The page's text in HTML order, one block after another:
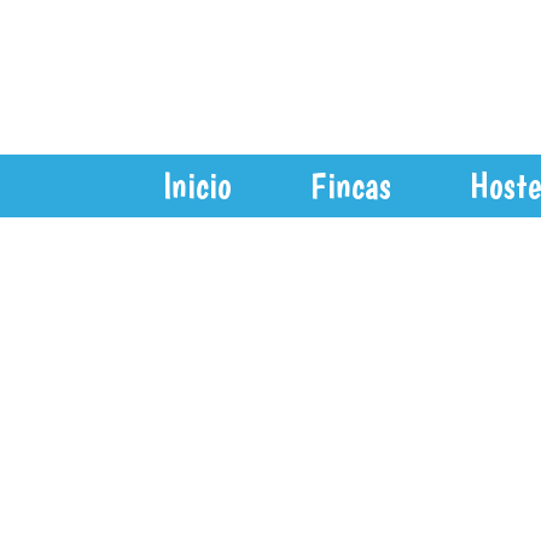
Inicio Fincas